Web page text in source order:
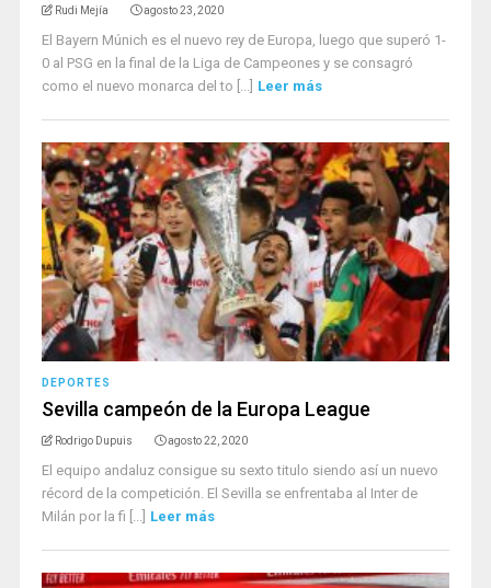
Rudi Mejía agosto 23, 2020
El Bayern Múnich es el nuevo rey de Europa, luego que superó 1-
0 al PSG en la final de la Liga de Campeones y se consagró
como el nuevo monarca del to [...] Leer más
DEPORTES
Sevilla campeón de la Europa League
Rodrigo Dupuis agosto 22, 2020
El equipo andaluz consigue su sexto titulo siendo así un nuevo
récord de la competición. El Sevilla se enfrentaba al Inter de
Milán por la fi [...] Leer más